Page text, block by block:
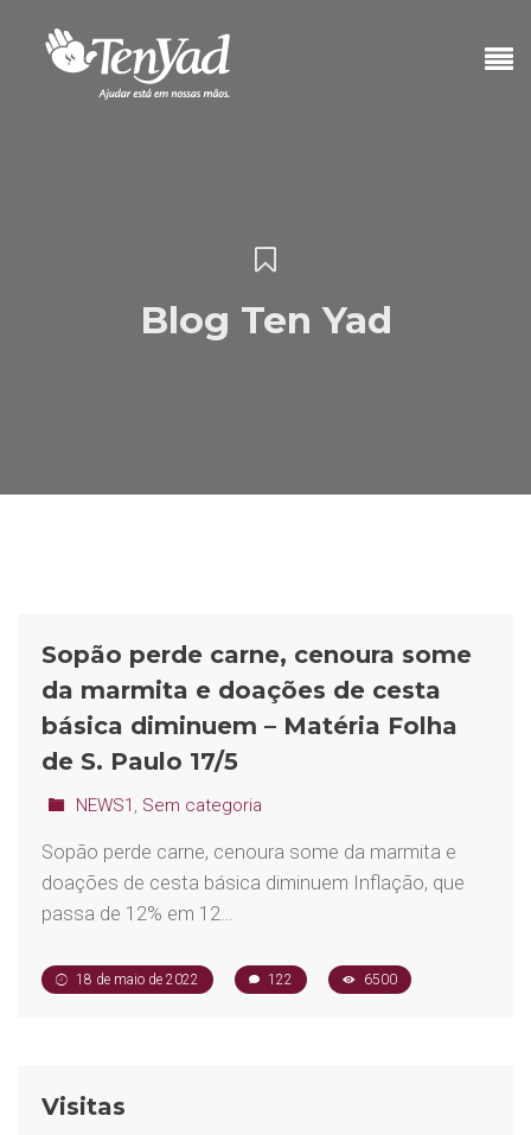
Blog Ten Yad
Sopão perde carne, cenoura some
da marmita e doações de cesta
básica diminuem – Matéria Folha
de S. Paulo 17/5
NEWS1 , Sem categoria
Sopão perde carne, cenoura some da marmita e
doações de cesta básica diminuem Inflação, que
passa de 12% em 12…
18 de maio de 2022 122 6500
Visitas